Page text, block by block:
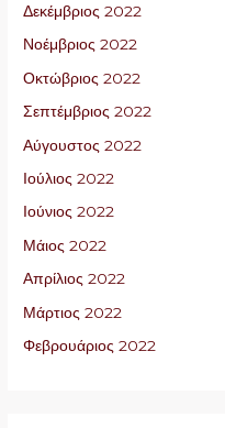
Δεκέμβριος 2022
Νοέμβριος 2022
Οκτώβριος 2022
Σεπτέμβριος 2022
Αύγουστος 2022
Ιούλιος 2022
Ιούνιος 2022
Μάιος 2022
Απρίλιος 2022
Μάρτιος 2022
Φεβρουάριος 2022